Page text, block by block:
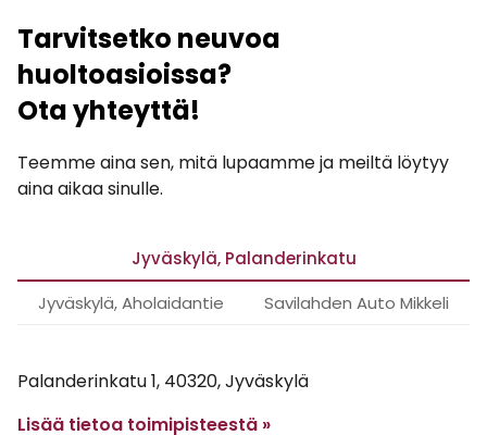
Tarvitsetko neuvoa
huoltoasioissa?
Ota yhteyttä!
Teemme aina sen, mitä lupaamme ja meiltä löytyy
aina aikaa sinulle.
Jyväskylä, Palanderinkatu
Jyväskylä, Aholaidantie
Savilahden Auto Mikkeli
Palanderinkatu 1, 40320, Jyväskylä
Lisää tietoa toimipisteestä »